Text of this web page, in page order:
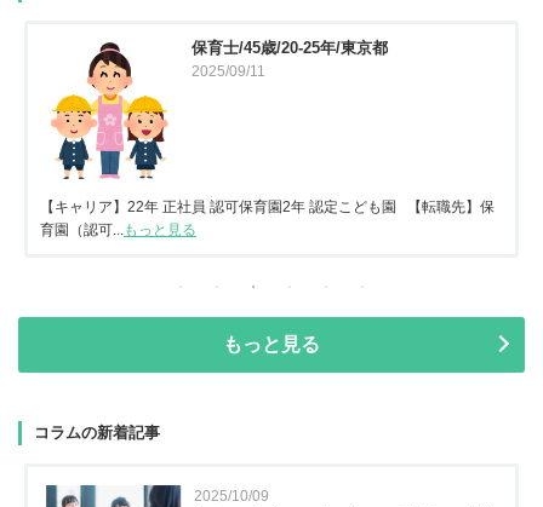
保育士/45歳/20-25年/東京都
2025/09/11
【キャリア】22年 正社員 認可保育園2年 認定こども園 【転職先】保
育園（認可...
もっと見る
もっと見る
コラムの新着記事
2025/10/09